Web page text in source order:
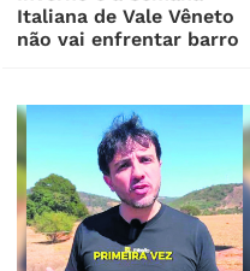
Italiana de Vale Vêneto
não vai enfrentar barro